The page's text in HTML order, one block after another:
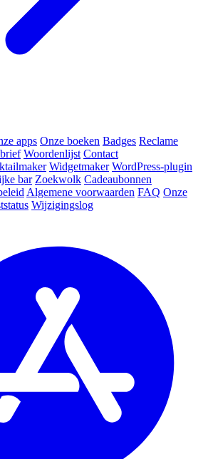
apps Onze boeken Badges Reclame
Woordenlijst Contact
Widgetmaker WordPress-plugin
bar Zoekwolk Cadeaubonnen
Algemene voorwaarden FAQ Onze
Wijzigingslog